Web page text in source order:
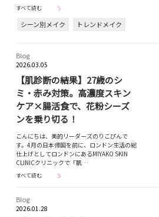
すべて読む
シーン別メイク トレンドメイク
Blog
2026.03.05
【肌診断の結果】27歳のシ
ミ・赤み対策。高濃度スキン
ケア×腸活食で、花粉シーズ
ンを乗り切る！
こんにちは、美的リーダーズのりこぴんで
す。4月の日本帰国を前に、ロンドン生活の総
仕上げとしてロンドンにあるMIYAKO SKIN
CLINICクリニックで「肌…
すべて読む
Blog
2026.01.28